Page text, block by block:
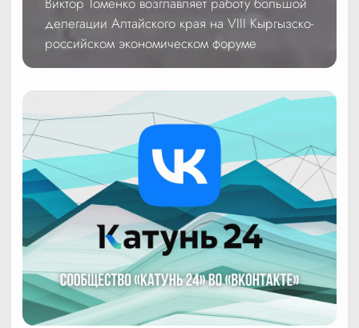
делегации Алтайского края на VIII Кыргызско-
российском экономическом форуме